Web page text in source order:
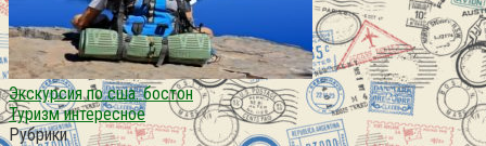
Экскурсия по сша. бостон
Туризм интересное
Рубрики